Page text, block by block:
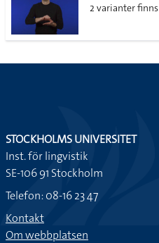
2 varianter finns
STOCKHOLMS UNIVERSITET
Inst. för lingvistik
SE-106 91 Stockholm
Telefon: 08-16 23 47
Kontakt
Om webbplatsen